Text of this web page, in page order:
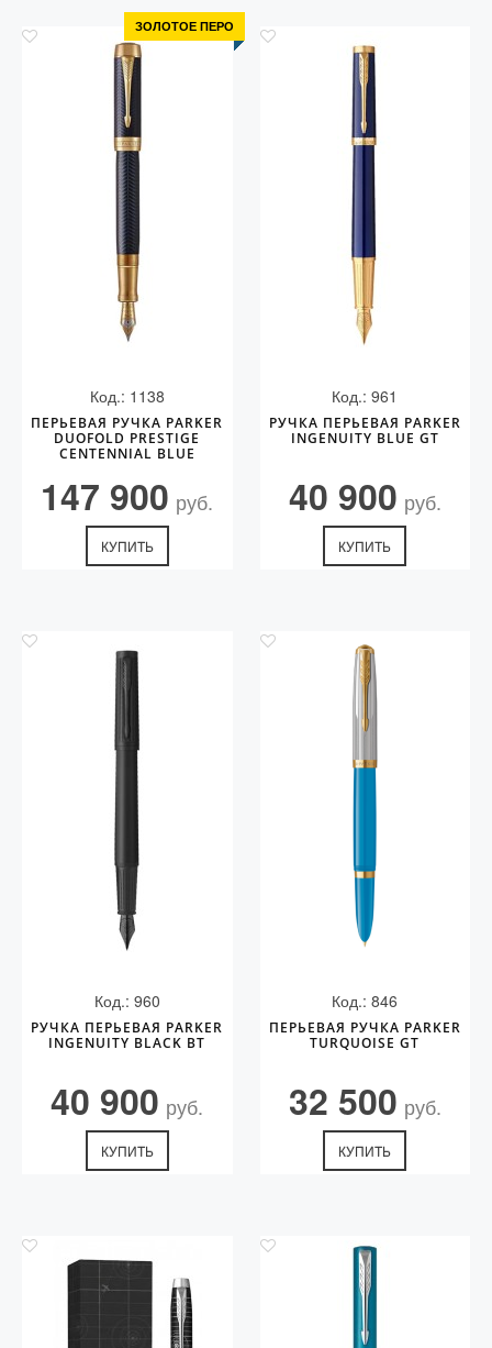
ЗОЛОТОЕ ПЕРО
Код.: 1138
ПЕРЬЕВАЯ РУЧКА PARKER
DUOFOLD PRESTIGE
CENTENNIAL BLUE
147 900 руб.
КУПИТЬ
Код.: 961
РУЧКА ПЕРЬЕВАЯ PARKER
INGENUITY BLUE GT
40 900 руб.
КУПИТЬ
Код.: 960
РУЧКА ПЕРЬЕВАЯ PARKER
INGENUITY BLACK BT
40 900 руб.
КУПИТЬ
Код.: 846
ПЕРЬЕВАЯ РУЧКА PARKER
TURQUOISE GT
32 500 руб.
КУПИТЬ